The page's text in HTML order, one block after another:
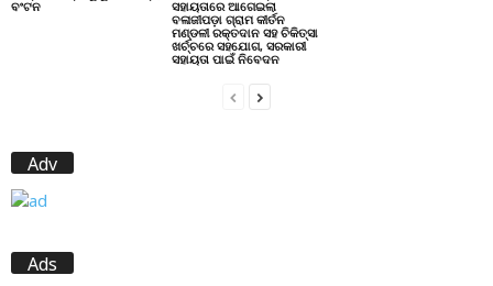
ବଂଟନ
ସହାୟତାରେ ଆଗେଇଲା
ବଳାଜୀପଡ଼ା ଗ୍ରାମ କୀର୍ତନ
ମଣ୍ଡଳୀ ରକ୍ତଦାନ ସହ ଚିକିତ୍ସା
ଖର୍ଚ୍ଚରେ ସହଯୋଗ, ସରକାରୀ
ସହାୟତା ପାଇଁ ନିବେଦନ
Adv
Ads